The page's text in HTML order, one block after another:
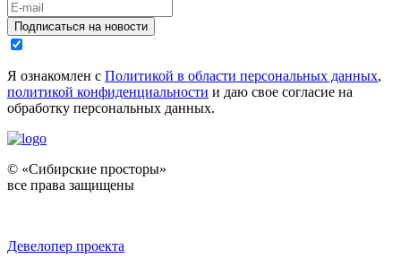
Подписаться на новости
Я ознакомлен с Политикой в области персональных данных,
политикой конфиденциальности и даю свое согласие на
обработку персональных данных.
© «Сибирские просторы»
все права защищены
Девелопер проекта